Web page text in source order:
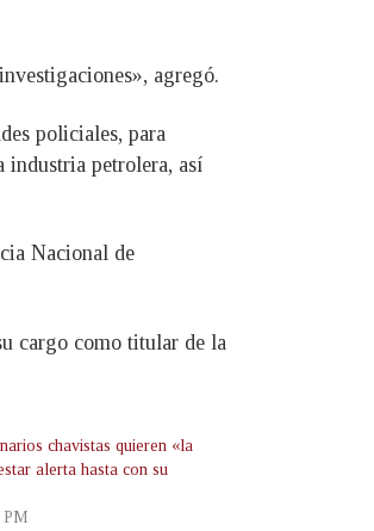
agregó.
policiales, para
industria petrolera, así
Nacional de
cargo como titular de la
chavistas quieren «la
alerta hasta con su
PM